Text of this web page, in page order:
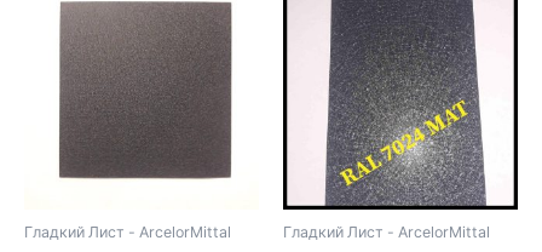
Гладкий Лист - ArcelorMittal Гладкий Лист - ArcelorMittal